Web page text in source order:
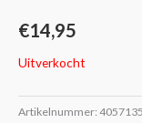
€14,95
Uitverkocht
Artikelnummer: